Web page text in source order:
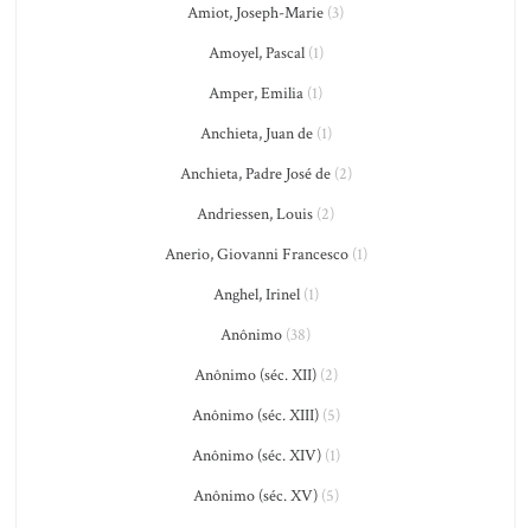
Amiot, Joseph-Marie (3)
Amoyel, Pascal(1)
Amper, Emilia (1)
Anchieta, Juan de(1)
Anchieta, Padre José de(2)
Andriessen, Louis (2)
Anerio, Giovanni Francesco(1)
Anghel, Irinel(1)
Anônimo (38)
Anônimo (séc. XII)(2)
Anônimo (séc. XIII)(5)
Anônimo (séc. XIV)(1)
Anônimo (séc. XV)(5)